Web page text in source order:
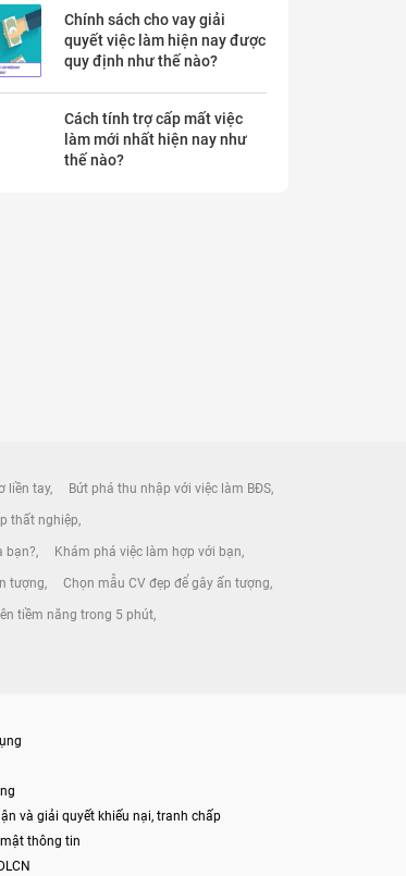
Chính sách cho vay giải
quyết việc làm hiện nay được
quy định như thế nào?
Cách tính trợ cấp mất việc
làm mới nhất hiện nay như
thế nào?
liền tay Bứt phá thu nhập với việc làm BĐS
thất nghiệp
bạn? Khám phá việc làm hợp với bạn
tượng Chọn mẫu CV đẹp để gây ấn tượng
tiềm năng trong 5 phút
và giải quyết khiếu nại, tranh chấp
thông tin